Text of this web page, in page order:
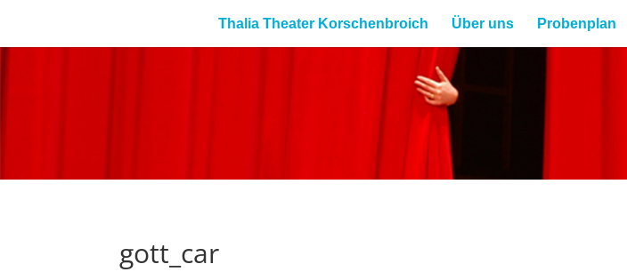
Thalia Theater Korschenbroich Über uns Probenplan
gott_car